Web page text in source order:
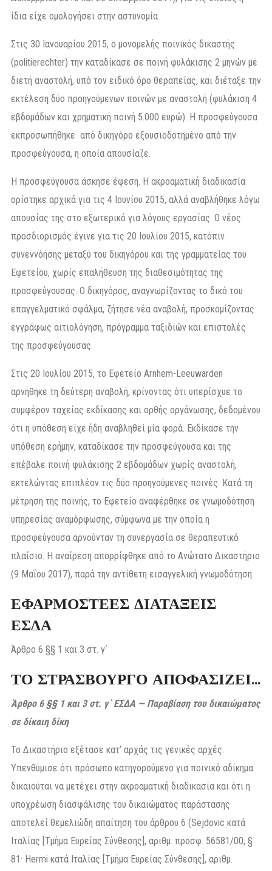
ίδια είχε ομολογήσει στην αστυνομία.
Στις 30 Ιανουαρίου 2015, ο μονομελής ποινικός δικαστής
(politierechter) την καταδίκασε σε ποινή φυλάκισης 2 μηνών με
διετή αναστολή, υπό τον ειδικό όρο θεραπείας, και διέταξε την
εκτέλεση δύο προηγούμενων ποινών με αναστολή (φυλάκιση 4
εβδομάδων και χρηματική ποινή 5.000 ευρώ). Η προσφεύγουσα
εκπροσωπήθηκε από δικηγόρο εξουσιοδοτημένο από την
προσφεύγουσα, η οποία απουσίαζε.
Η προσφεύγουσα άσκησε έφεση. Η ακροαματική διαδικασία
ορίστηκε αρχικά για τις 4 Ιουνίου 2015, αλλά αναβλήθηκε λόγω
απουσίας της στο εξωτερικό για λόγους εργασίας. Ο νέος
προσδιορισμός έγινε για τις 20 Ιουλίου 2015, κατόπιν
συνεννόησης μεταξύ του δικηγόρου και της γραμματείας του
Εφετείου, χωρίς επαλήθευση της διαθεσιμότητας της
προσφεύγουσας. Ο δικηγόρος, αναγνωρίζοντας το δικό του
επαγγελματικό σφάλμα, ζήτησε νέα αναβολή, προσκομίζοντας
εγγράφως αιτιολόγηση, πρόγραμμα ταξιδιών και επιστολές
της προσφεύγουσας.
Στις 20 Ιουλίου 2015, το Εφετείο Arnhem-Leeuwarden
αρνήθηκε τη δεύτερη αναβολή, κρίνοντας ότι υπερίσχυε το
συμφέρον ταχείας εκδίκασης και ορθής οργάνωσης, δεδομένου
ότι η υπόθεση είχε ήδη αναβληθεί μία φορά. Εκδίκασε την
υπόθεση ερήμην, καταδίκασε την προσφεύγουσα και της
επέβαλε ποινή φυλάκισης 2 εβδομάδων χωρίς αναστολή,
εκτελώντας επιπλέον τις δύο προηγούμενες ποινές. Κατά τη
μέτρηση της ποινής, το Εφετείο αναφέρθηκε σε γνωμοδότηση
υπηρεσίας αναμόρφωσης, σύμφωνα με την οποία η
προσφεύγουσα αρνούνταν τη συνεργασία σε θεραπευτικό
πλαίσιο. Η αναίρεση απορρίφθηκε από το Ανώτατο Δικαστήριο
(9 Μαΐου 2017), παρά την αντίθετη εισαγγελική γνωμοδότηση.
ΕΦΑΡΜΟΣΤΕΕΣ ΔΙΑΤΑΞΕΙΣ
ΕΣΔΑ
Άρθρο 6 §§ 1 και 3 στ. γ΄
ΤΟ ΣΤΡΑΣΒΟΥΡΓΟ ΑΠΟΦΑΣΙΖΕΙ…
Άρθρο 6 §§ 1 και 3 στ. γ΄ ΕΣΔΑ — Παραβίαση του δικαιώματος
σε δίκαιη δίκη
Το Δικαστήριο εξέτασε κατ’ αρχάς τις γενικές αρχές.
Υπενθύμισε ότι πρόσωπο κατηγορούμενο για ποινικό αδίκημα
δικαιούται να μετέχει στην ακροαματική διαδικασία και ότι η
υποχρέωση διασφάλισης του δικαιώματος παράστασης
αποτελεί θεμελιώδη απαίτηση του άρθρου 6 (Sejdovic κατά
Ιταλίας [Τμήμα Ευρείας Σύνθεσης], αριθμ. προσφ. 56581/00, §
81· Hermi κατά Ιταλίας [Τμήμα Ευρείας Σύνθεσης], αριθμ.